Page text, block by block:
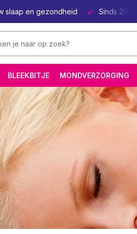
slaap en gezondheid Sinds 2011
BLEEKBITJE MONDVERZORGING